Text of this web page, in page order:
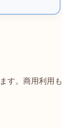
す。商用利用も